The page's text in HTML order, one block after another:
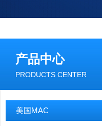
产品中心
PRODUCTS CENTER
美国MAC